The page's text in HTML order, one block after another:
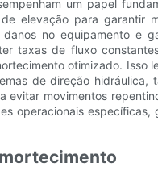
um papel
elevação para garantir
no equipamento e
taxas de fluxo
otimizado. Isso
de direção
movimentos
operacionais